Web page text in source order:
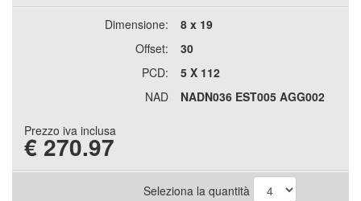
Dimensione:
8 x 19
Offset:
30
PCD:
5 X 112
NAD
NADN036 EST005 AGG002
Prezzo iva inclusa
€ 270.97
Seleziona la quantità